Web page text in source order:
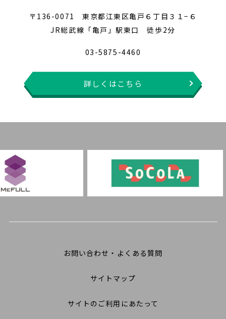
〒136-0071 東京都江東区亀戸６丁目３１−６
JR総武線「亀戸」駅東口 徒歩2分
03-5875-4460
詳しくはこちら
お問い合わせ・よくある質問
サイトマップ
サイトのご利用にあたって